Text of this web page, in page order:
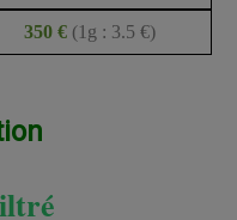
350 € (1g : 3.5 €)